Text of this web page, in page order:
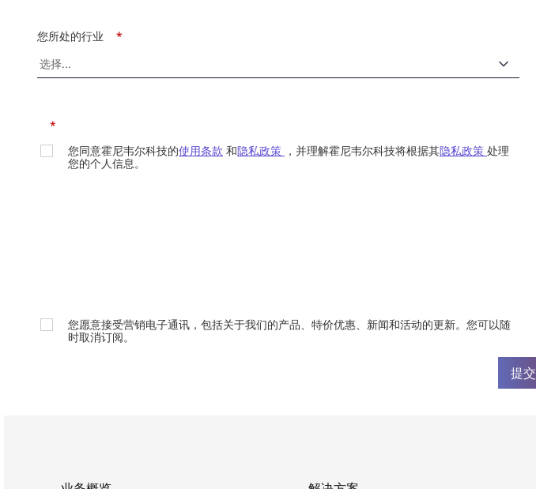
*
您所处的行业
*
您同意霍尼韦尔科技的使用条款 和隐私政策 ，并理解霍尼韦尔科技将根据其隐私政策 处理
您的个人信息。
您愿意接受营销电子通讯，包括关于我们的产品、特价优惠、新闻和活动的更新。您可以随
时取消订阅。
提交